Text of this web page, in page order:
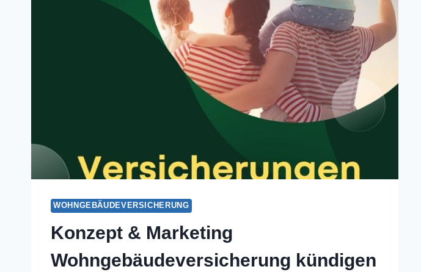
WOHNGEBÄUDEVERSICHERUNG
Konzept & Marketing
Wohngebäudeversicherung kündigen